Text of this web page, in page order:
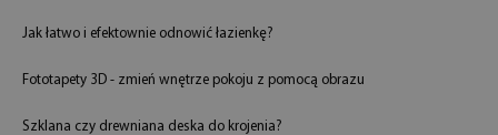
Jak łatwo i efektownie odnowić łazienkę?
Fototapety 3D - zmień wnętrze pokoju z pomocą obrazu
Szklana czy drewniana deska do krojenia?